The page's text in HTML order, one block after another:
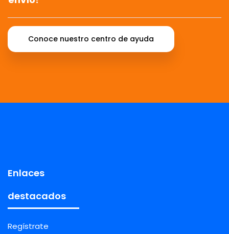
Conoce nuestro centro de ayuda
Enlaces
destacados
Regístrate